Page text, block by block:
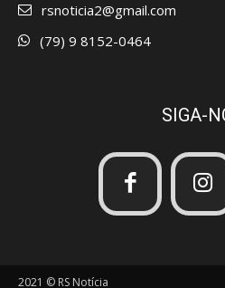
rsnoticia2@gmail.com
(79) 9 8152-0464
SIGA-
2021 © RS Notícia